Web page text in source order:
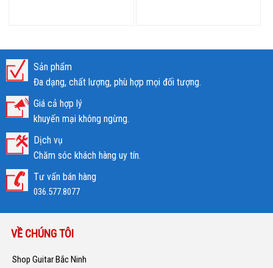
Sản phẩm
Đa dạng, chất lượng, phù hợp mọi đối tượng.
Giá cả hợp lý
khuyến mại không ngừng.
Dịch vụ
Chăm sóc khách hàng uy tín.
Tư vấn bán hàng
036.577.8077
VỀ CHÚNG TÔI
Shop Guitar Bắc Ninh